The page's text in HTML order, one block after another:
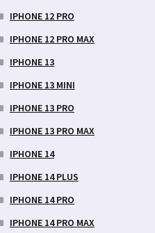
IPHONE 12 PRO
IPHONE 12 PRO MAX
IPHONE 13
IPHONE 13 MINI
IPHONE 13 PRO
IPHONE 13 PRO MAX
IPHONE 14
IPHONE 14 PLUS
IPHONE 14 PRO
IPHONE 14 PRO MAX